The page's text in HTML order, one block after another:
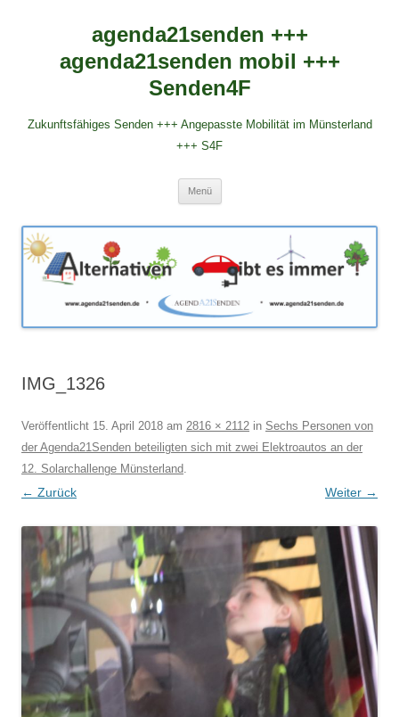
agenda21senden +++
agenda21senden mobil +++
Senden4F
Zukunftsfähiges Senden +++ Angepasste Mobilität im Münsterland
+++ S4F
Menü
IMG_1326
Veröffentlicht 15. April 2018 am 2816 × 2112 in Sechs Personen von
der Agenda21Senden beteiligten sich mit zwei Elektroautos an der
12. Solarchallenge Münsterland
← Zurück Weiter →